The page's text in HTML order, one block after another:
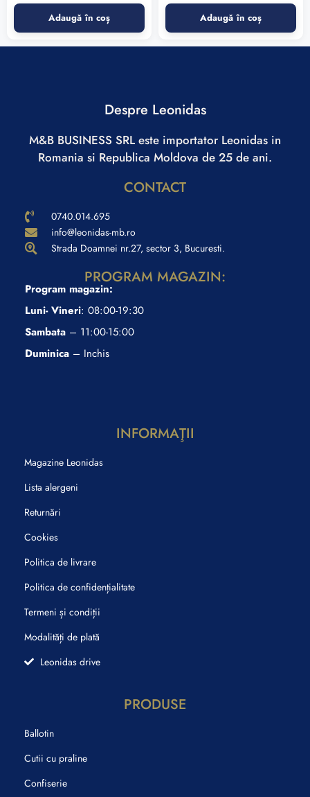
Adaugă în coș Adaugă în coș
Despre Leonidas
M&B BUSINESS SRL este importator Leonidas in
Romania si Republica Moldova de 25 de ani.
CONTACT
0740.014.695
info@leonidas-mb.ro
Strada Doamnei nr.27, sector 3, Bucuresti.
PROGRAM MAGAZIN:
Program magazin:
Luni- Vineri: 08:00-19:30
Sambata – 11:00-15:00
Duminica – Inchis
INFORMAŢII
Magazine Leonidas
Lista alergeni
Returnări
Cookies
Politica de livrare
Politica de confidențialitate
Termeni și condiții
Modalități de plată
Leonidas drive
PRODUSE
Ballotin
Cutii cu praline
Confiserie